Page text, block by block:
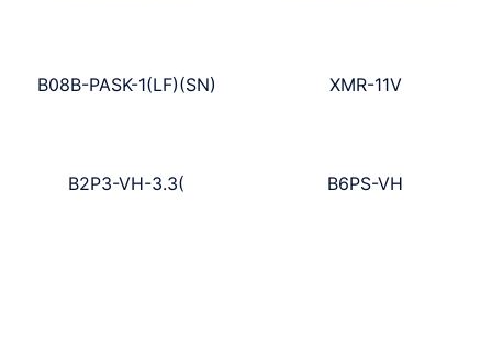
B08B-PASK-1(LF)(SN) XMR-11V
B2P3-VH-3.3( B6PS-VH